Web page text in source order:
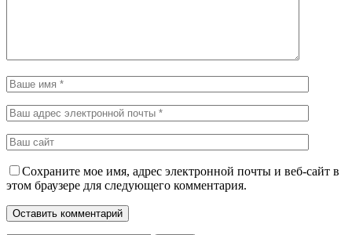
Сохраните мое имя, адрес электронной почты и веб-сайт в
этом браузере для следующего комментария.